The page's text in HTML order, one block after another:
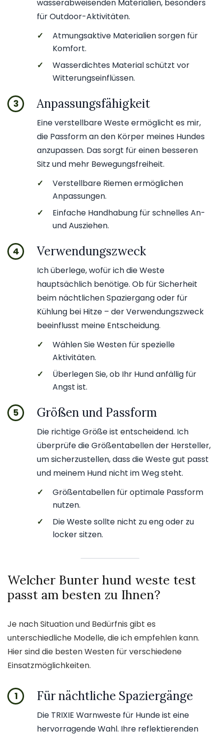
wasserabweisenden Materialien, besonders
für Outdoor-Aktivitäten.
✓
Atmungsaktive Materialien sorgen für
Komfort.
✓
Wasserdichtes Material schützt vor
Witterungseinflüssen.
3 Anpassungsfähigkeit
Eine verstellbare Weste ermöglicht es mir,
die Passform an den Körper meines Hundes
anzupassen. Das sorgt für einen besseren
Sitz und mehr Bewegungsfreiheit.
✓
Verstellbare Riemen ermöglichen
Anpassungen.
✓
Einfache Handhabung für schnelles An-
und Ausziehen.
4 Verwendungszweck
Ich überlege, wofür ich die Weste
hauptsächlich benötige. Ob für Sicherheit
beim nächtlichen Spaziergang oder für
Kühlung bei Hitze – der Verwendungszweck
beeinflusst meine Entscheidung.
✓
Wählen Sie Westen für spezielle
Aktivitäten.
✓
Überlegen Sie, ob Ihr Hund anfällig für
Angst ist.
5 Größen und Passform
Die richtige Größe ist entscheidend. Ich
überprüfe die Größentabellen der Hersteller,
um sicherzustellen, dass die Weste gut passt
und meinem Hund nicht im Weg steht.
✓
Größentabellen für optimale Passform
nutzen.
✓
Die Weste sollte nicht zu eng oder zu
locker sitzen.
Welcher Bunter hund weste test
passt am besten zu Ihnen?
Je nach Situation und Bedürfnis gibt es
unterschiedliche Modelle, die ich empfehlen kann.
Hier sind die besten Westen für verschiedene
Einsatzmöglichkeiten.
1 Für nächtliche Spaziergänge
Die TRIXIE Warnweste für Hunde ist eine
hervorragende Wahl. Ihre reflektierenden